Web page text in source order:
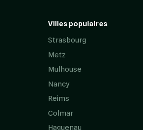
Villes populaires
Strasbourg
Metz
Mulhouse
Nancy
Reims
Colmar
Haguenau